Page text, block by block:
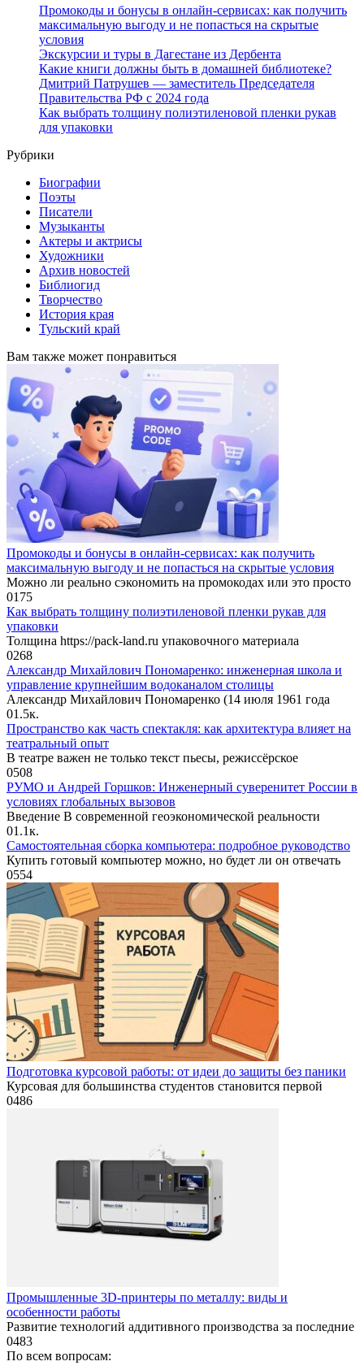
Промокоды и бонусы в онлайн-сервисах: как получить
максимальную выгоду и не попасться на скрытые
условия
Экскурсии и туры в Дагестане из Дербента
Какие книги должны быть в домашней библиотеке?
Дмитрий Патрушев — заместитель Председателя
Правительства РФ с 2024 года
Как выбрать толщину полиэтиленовой пленки рукав
для упаковки
Рубрики
Биографии
Поэты
Писатели
Музыканты
Актеры и актрисы
Художники
Архив новостей
Библиогид
Творчество
История края
Тульский край
Вам также может понравиться
Промокоды и бонусы в онлайн-сервисах: как получить
максимальную выгоду и не попасться на скрытые условия
Можно ли реально сэкономить на промокодах или это просто
0175
Как выбрать толщину полиэтиленовой пленки рукав для
упаковки
Толщина https://pack-land.ru упаковочного материала
0268
Александр Михайлович Пономаренко: инженерная школа и
управление крупнейшим водоканалом столицы
Александр Михайлович Пономаренко (14 июля 1961 года
01.5к.
Пространство как часть спектакля: как архитектура влияет на
театральный опыт
В театре важен не только текст пьесы, режиссёрское
0508
РУМО и Андрей Горшков: Инженерный суверенитет России в
условиях глобальных вызовов
Введение В современной геоэкономической реальности
01.1к.
Самостоятельная сборка компьютера: подробное руководство
Купить готовый компьютер можно, но будет ли он отвечать
0554
Подготовка курсовой работы: от идеи до защиты без паники
Курсовая для большинства студентов становится первой
0486
Промышленные 3D-принтеры по металлу: виды и
особенности работы
Развитие технологий аддитивного производства за последние
0483
По всем вопросам: